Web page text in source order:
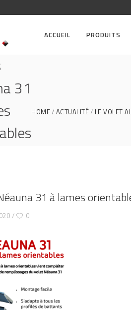
ACCUEIL PRODUITS
31
HOME ACTUALITÉ LE VOLET
31 à lames
0